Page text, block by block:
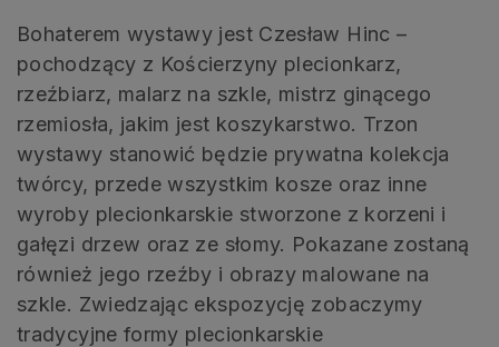
Bohaterem wystawy jest Czesław Hinc –
pochodzący z Kościerzyny plecionkarz,
rzeźbiarz, malarz na szkle, mistrz ginącego
rzemiosła, jakim jest koszykarstwo. Trzon
wystawy stanowić będzie prywatna kolekcja
twórcy, przede wszystkim kosze oraz inne
wyroby plecionkarskie stworzone z korzeni i
gałęzi drzew oraz ze słomy. Pokazane zostaną
również jego rzeźby i obrazy malowane na
szkle. Zwiedzając ekspozycję zobaczymy
tradycyjne formy plecionkarskie